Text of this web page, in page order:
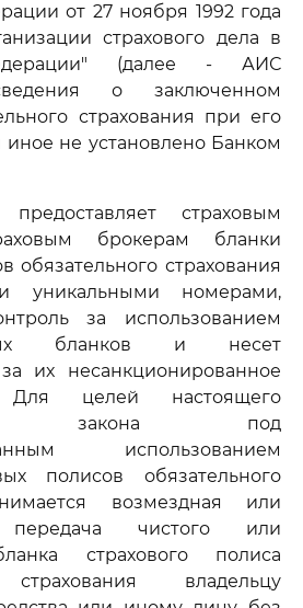
от 27 ноября 1992 года
страхового дела в
(далее - АИС
о заключенном
страхования при его
не установлено Банком
страховым
брокерам бланки
обязательного страхования
уникальными номерами,
за использованием
бланков и несет
за их несанкционированное
Для целей настоящего
закона под
использованием
полисов обязательного
возмездная или
передача чистого или
страхового полиса
страхования владельцу